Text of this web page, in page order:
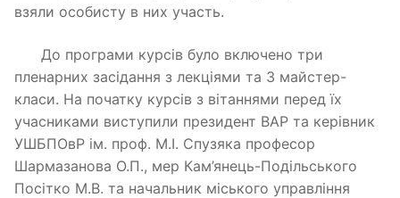
взяли особисту в них участь.
До програми курсів було включено три
пленарних засідання з лекціями та 3 майстер-
класи. На початку курсів з вітаннями перед їх
учасниками виступили президент ВАР та керівник
УШБПОвР ім. проф. М.І. Спузяка професор
Шармазанова О.П., мер Кам’янець-Подільського
Посітко М.В. та начальник міського управління